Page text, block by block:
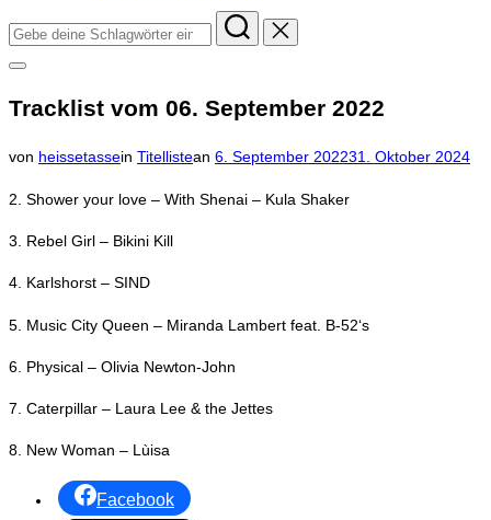
Suchen
nach:
Seitenleiste
Navigation
Tracklist vom 06. September 2022
von heissetassein Titellistean Veröffentlicht
6. September 202231. Oktober 2024
2. Shower your love – With Shenai – Kula Shaker
3. Rebel Girl – Bikini Kill
4. Karlshorst – SIND
5. Music City Queen – Miranda Lambert feat. B-52‘s
6. Physical – Olivia Newton-John
7. Caterpillar – Laura Lee & the Jettes
8. New Woman – Lùisa
Facebook